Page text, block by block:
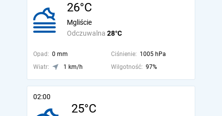
26°C
Odczuwalna 28°C
Mgliście
Opad: 0 mm Ciśnienie: 1005 hPa
Wiatr:
1 km/h Wilgotność: 97%
02:00
25°C